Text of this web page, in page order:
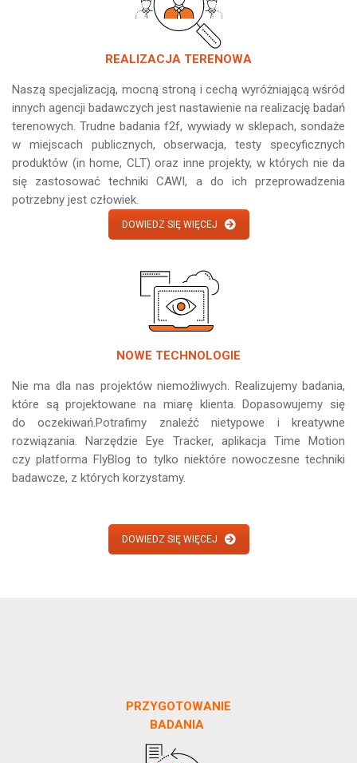
REALIZACJA TERENOWA
Naszą specjalizacją, mocną stroną i cechą wyróżniającą wśród
innych agencji badawczych jest nastawienie na realizację badań
terenowych. Trudne badania f2f, wywiady w sklepach, sondaże
w miejscach publicznych, obserwacja, testy specyficznych
produktów (in home, CLT) oraz inne projekty, w których nie da
się zastosować techniki CAWI, a do ich przeprowadzenia
potrzebny jest człowiek.
DOWIEDZ SIĘ WIĘCEJ
NOWE TECHNOLOGIE
Nie ma dla nas projektów niemożliwych. Realizujemy badania,
które są projektowane na miarę klienta. Dopasowujemy się
do oczekiwań.Potrafimy znaleźć nietypowe i kreatywne
rozwiązania. Narzędzie Eye Tracker, aplikacja Time Motion
czy platforma FlyBlog to tylko niektóre nowoczesne techniki
badawcze, z których korzystamy.
DOWIEDZ SIĘ WIĘCEJ
PRZYGOTOWANIE
BADANIA